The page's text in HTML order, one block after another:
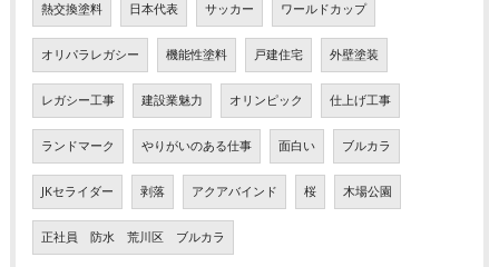
熱交換塗料 日本代表 サッカー ワールドカップ
オリパラレガシー 機能性塗料 戸建住宅 外壁塗装
レガシー工事 建設業魅力 オリンピック 仕上げ工事
ランドマーク やりがいのある仕事 面白い ブルカラ
JKセライダー 剥落 アクアバインド 桜 木場公園
正社員 防水 荒川区 ブルカラ